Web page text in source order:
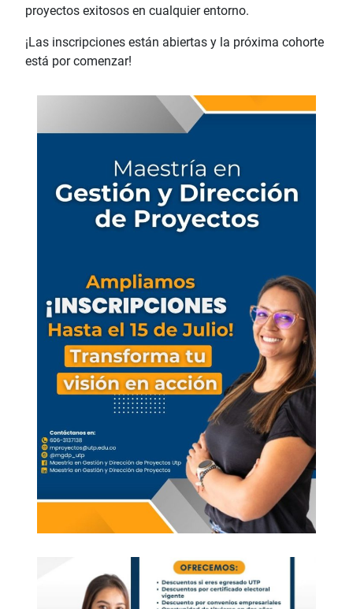
proyectos exitosos en cualquier entorno.
¡Las inscripciones están abiertas y la próxima cohorte
está por comenzar!